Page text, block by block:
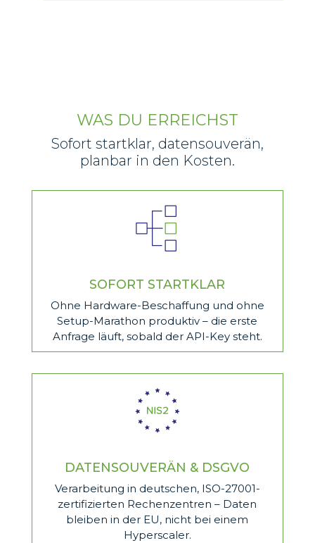
WAS DU ERREICHST
Sofort startklar, datensouverän,
planbar in den Kosten.
SOFORT STARTKLAR
Ohne Hardware-Beschaffung und ohne
Setup-Marathon produktiv – die erste
Anfrage läuft, sobald der API-Key steht.
DATENSOUVERÄN & DSGVO
Verarbeitung in deutschen, ISO-27001-
zertifizierten Rechenzentren – Daten
bleiben in der EU, nicht bei einem
Hyperscaler.